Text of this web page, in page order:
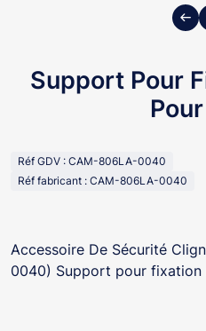
Previous
Support Pour
Réf GDV : CAM-806LA-0040
Réf fabricant : CAM-806LA-0040
Accessoire De Sécurité
0040) Support pour fixation